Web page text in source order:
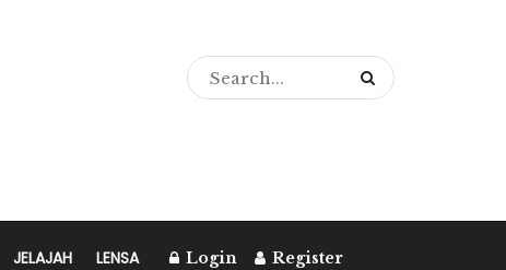
JELAJAH LENSA Login Register